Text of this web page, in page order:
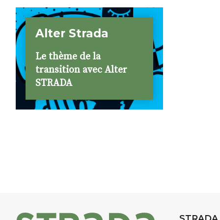
Alter Strada
Le thème de la
transition avec Alter
STRADA